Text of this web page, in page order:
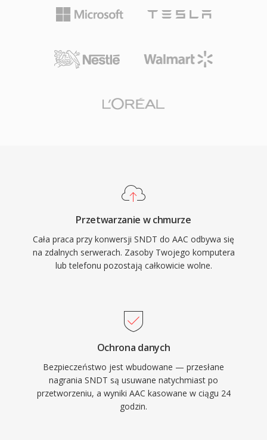
procesorach 286 i 386 tamtych czasow. Pliki
wczesnych gier PC i prezentacji
multimedialnych, gdzie deweloperzy
ograniczonym ekosystemie sprzetowym Sound
psychoakustycznym i ksztaltowaniem szumu
czasowego. AAC sluzy jako domyslny format
iPad), na YouTube oraz w wielu serwisach
wiernosc dzwieku przy znacznie mniejszym
glosowych po dzwiek przestrzenny surround.
innych producentow gwarantuje, ze praktycznie
kazde wspolczesne urzadzenie, przegladarka i
odtwarzacz multimedialny obsluguje AAC
natywnie, bez dodatkowych wtyczek.
Przetwarzanie w chmurze
Cała praca przy konwersji SNDT do AAC odbywa się
na zdalnych serwerach. Zasoby Twojego komputera
lub telefonu pozostają całkowicie wolne.
Ochrona danych
Bezpieczeństwo jest wbudowane — przesłane
nagrania SNDT są usuwane natychmiast po
przetworzeniu, a wyniki AAC kasowane w ciągu 24
godzin.